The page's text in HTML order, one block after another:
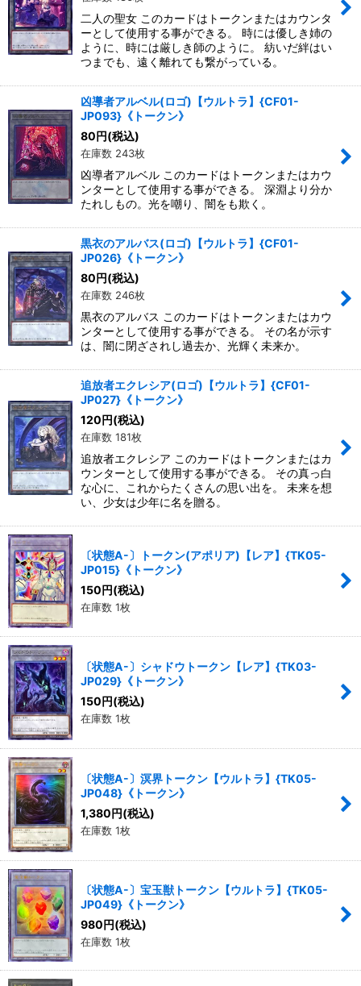
二人の聖女 このカードはトークンまたはカウンタ
ーとして使用する事ができる。 時には優しき姉の
ように、時には厳しき師のように。 紡いだ絆はい
つまでも、遠く離れても繋がっている。
凶導者アルベル(ロゴ)【ウルトラ】{CF01-
JP093}《トークン》
80円(税込)
在庫数 243枚
凶導者アルベル このカードはトークンまたはカウ
ンターとして使用する事ができる。 深淵より分か
たれしもの。光を嘲り、闇をも欺く。
黒衣のアルバス(ロゴ)【ウルトラ】{CF01-
JP026}《トークン》
80円(税込)
在庫数 246枚
黒衣のアルバス このカードはトークンまたはカウ
ンターとして使用する事ができる。 その名が示す
は、闇に閉ざされし過去か、光輝く未来か。
追放者エクレシア(ロゴ)【ウルトラ】{CF01-
JP027}《トークン》
120円(税込)
在庫数 181枚
追放者エクレシア このカードはトークンまたはカ
ウンターとして使用する事ができる。 その真っ白
な心に、これからたくさんの思い出を。 未来を想
い、少女は少年に名を贈る。
〔状態A-〕トークン(アポリア)【レア】{TK05-
JP015}《トークン》
150円(税込)
在庫数 1枚
〔状態A-〕シャドウトークン【レア】{TK03-
JP029}《トークン》
150円(税込)
在庫数 1枚
〔状態A-〕溟界トークン【ウルトラ】{TK05-
JP048}《トークン》
1,380円(税込)
在庫数 1枚
〔状態A-〕宝玉獣トークン【ウルトラ】{TK05-
JP049}《トークン》
980円(税込)
在庫数 1枚